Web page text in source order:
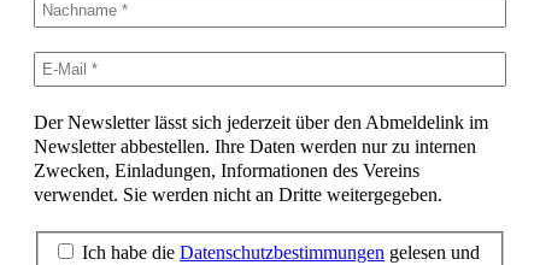
Der Newsletter lässt sich jederzeit über den Abmeldelink im
Newsletter abbestellen. Ihre Daten werden nur zu internen
Zwecken, Einladungen, Informationen des Vereins
verwendet. Sie werden nicht an Dritte weitergegeben.
Ich habe die Datenschutzbestimmungen gelesen und